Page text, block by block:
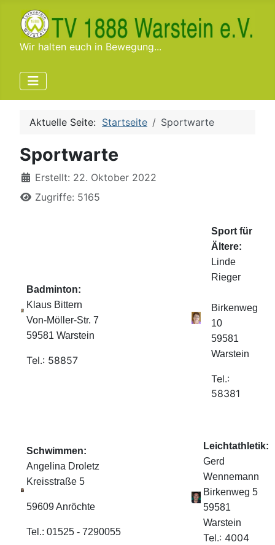
Wir halten euch in Bewegung...
Aktuelle Seite: Startseite Sportwarte
Sportwarte
DetailsErstellt: 22. Oktober 2022
Zugriffe: 5165
Badminton:
Klaus Bittern
Von-Möller-Str. 7
59581 Warstein
Tel.: 58857
Sport für
Ältere:
Linde
Rieger
Birkenweg
10
59581
Warstein
Tel.:
58381
Schwimmen:
Angelina Droletz
Kreisstraße 5
59609 Anröchte
Tel.: 01525 - 7290055
Leichtathletik:
Gerd
Wennemann
Birkenweg 5
59581
Warstein
Tel.: 4004